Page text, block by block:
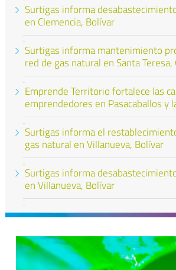
Surtigas informa
en Clemencia, Bolívar
Surtigas informa mantenimiento
red de gas natural en Santa Teresa,
Emprende Territorio fortalece las
emprendedores en Pasacaballos y
Surtigas informa el
gas natural en Villanueva, Bolívar
Surtigas informa
en Villanueva, Bolívar